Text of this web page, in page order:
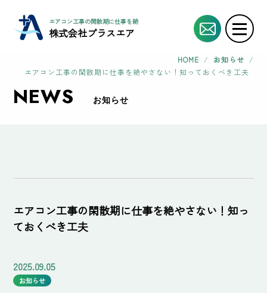
エアコン工事の閑散期に仕事を絶やさない！知っておくべき工夫 | エアコン工事
株式会社プラスエア
HOME / お知らせ /
エアコン工事の閑散期に仕事を絶やさない！知っておくべき工夫
NEWS お知らせ
エアコン工事の閑散期に仕事を絶やさない！知っ
ておくべき工夫
2025.09.05
お知らせ